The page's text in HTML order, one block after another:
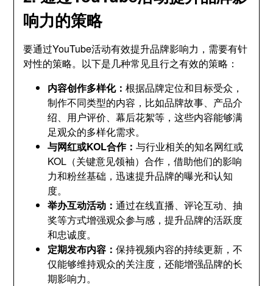
响力的策略
要通过YouTube活动有效提升品牌影响力，需要有针
对性的策略。以下是几种常见且行之有效的策略：
内容创作多样化：根据品牌定位和目标受众，
制作不同类型的内容，比如品牌故事、产品介
绍、用户评价、幕后花絮等，这些内容能够满
足观众的多样化需求。
与网红或KOL合作：与行业相关的知名网红或
KOL（关键意见领袖）合作，借助他们的影响
力和粉丝基础，迅速提升品牌的曝光和认知
度。
举办互动活动：通过在线直播、评论互动、抽
奖等方式增强观众参与感，提升品牌的活跃度
和忠诚度。
定期发布内容：保持视频内容的持续更新，不
仅能够维持观众的关注度，还能增强品牌的长
期影响力。